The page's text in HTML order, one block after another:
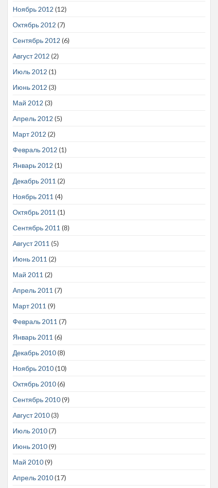
Ноябрь 2012 (12)
Октябрь 2012 (7)
Сентябрь 2012 (6)
Август 2012 (2)
Июль 2012 (1)
Июнь 2012 (3)
Май 2012 (3)
Апрель 2012 (5)
Март 2012 (2)
Февраль 2012 (1)
Январь 2012 (1)
Декабрь 2011 (2)
Ноябрь 2011 (4)
Октябрь 2011 (1)
Сентябрь 2011 (8)
Август 2011 (5)
Июнь 2011 (2)
Май 2011 (2)
Апрель 2011 (7)
Март 2011 (9)
Февраль 2011 (7)
Январь 2011 (6)
Декабрь 2010(8)
Ноябрь 2010(10)
Октябрь 2010(6)
Сентябрь 2010(9)
Август 2010(3)
Июль 2010(7)
Июнь 2010(9)
Май 2010(9)
Апрель 2010(17)